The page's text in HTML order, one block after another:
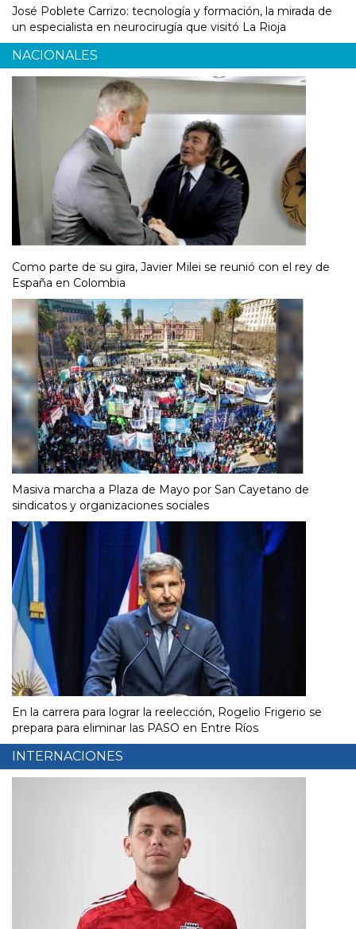
José Poblete Carrizo: tecnología y formación, la mirada de
un especialista en neurocirugía que visitó La Rioja
NACIONALES
Como parte de su gira, Javier Milei se reunió con el rey de
España en Colombia
Masiva marcha a Plaza de Mayo por San Cayetano de
sindicatos y organizaciones sociales
En la carrera para lograr la reelección, Rogelio Frigerio se
prepara para eliminar las PASO en Entre Ríos
INTERNACIONES